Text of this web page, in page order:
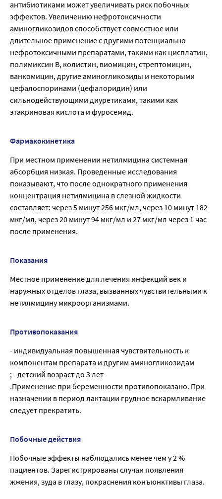
антибиотиками может увеличивать риск побочных
эффектов. Увеличению нефротоксичности
аминогликозидов способствует совместное или
длительное применение с другими потенциально
нефротоксичными препаратами, такими как цисплатин,
полимиксин В, колистин, виомицин, стрептомицин,
ванкомицин, другие аминогликозиды и некоторыми
цефалоспоринами (цефалоридин) или
сильнодействующими диуретиками, такими как
этакриновая кислота и фуросемид.
Фармакокинетика
При местном применении нетилмицина системная
абсорбция низкая. Проведенные исследования
показывают, что после однократного применения
концентрация нетилмицина в слезной жидкости
составляет: через 5 минут 256 мкг/мл, через 10 минут 182
мкг/мл, через 20 минут 94 мкг/мл и 27 мкг/мл через 1 час
после применения.
Показания
Местное применение для лечения инфекций век и
наружных отделов глаза, вызванных чувствительными к
нетилмицину микроорганизмами.
Противопоказания
- индивидуальная повышенная чувствительность к
компонентам препарата и другим аминогликозидам
; - детский возраст до 3 лет
.Применение при беременности противопоказано. При
назначении в период лактации грудное вскармливание
следует прекратить.
Побочные действия
Побочные эффекты наблюдались менее чем у 2 %
пациентов. Зарегистрированы случаи появления
жжения, зуда в глазу, покраснения конъюнктивы глаза.